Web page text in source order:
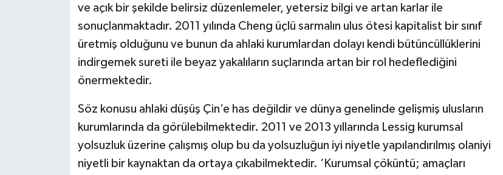
ve açık bir şekilde belirsiz düzenlemeler, yetersiz bilgi ve artan karlar ile
sonuçlanmaktadır. 2011 yılında Cheng üçlü sarmalın ulus ötesi kapitalist bir sınıf
üretmiş olduğunu ve bunun da ahlaki kurumlardan dolayı kendi bütüncüllüklerini
indirgemek sureti ile beyaz yakalıların suçlarında artan bir rol hedeflediğini
önermektedir.
Söz konusu ahlaki düşüş Çin’e has değildir ve dünya genelinde gelişmiş ulusların
kurumlarında da görülebilmektedir. 2011 ve 2013 yıllarında Lessig kurumsal
yolsuzluk üzerine çalışmış olup bu da yolsuzluğun iyi niyetle yapılandırılmış olaniyi
niyetli bir kaynaktan da ortaya çıkabilmektedir. ‘Kurumsal çöküntü; amaçları